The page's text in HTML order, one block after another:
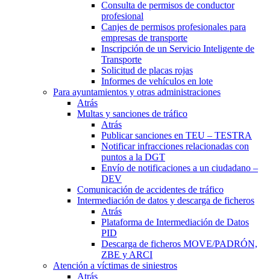
Consulta de permisos de conductor
profesional
Canjes de permisos profesionales para
empresas de transporte
Inscripción de un Servicio Inteligente de
Transporte
Solicitud de placas rojas
Informes de vehículos en lote
Para ayuntamientos y otras administraciones
Atrás
Multas y sanciones de tráfico
Atrás
Publicar sanciones en TEU – TESTRA
Notificar infracciones relacionadas con
puntos a la DGT
Envío de notificaciones a un ciudadano –
DEV
Comunicación de accidentes de tráfico
Intermediación de datos y descarga de ficheros
Atrás
Plataforma de Intermediación de Datos
PID
Descarga de ficheros MOVE/PADRÓN,
ZBE y ARCI
Atención a víctimas de siniestros
Atrás